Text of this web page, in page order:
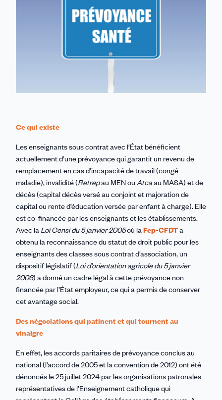
Ce qui existe
Les enseignants sous contrat avec l’État bénéficient
actuellement d’une prévoyance qui garantit un revenu de
remplacement en cas d’incapacité de travail (congé
maladie), invalidité (Retrepau MEN ou Atcaau MASA) et de
décès (capital décès versé au conjoint et majoration de
capital ou rente d’éducation versée par enfant à charge). Elle
est co-financée par les enseignants et les établissements.
Avec la Loi Censi du 5 janvier 2005où la Fep-CFDTa
obtenu la reconnaissance du statut de droit public pour les
enseignants des classes sous contrat d’association, un
dispositif législatif (Loi d’orientation agricole du 5 janvier
2006) a donné un cadre légal à cette prévoyance non
financée par l’État employeur, ce qui a permis de conserver
cet avantage social.
Des négociations qui patinent et qui tournent au
vinaigre
En effet, les accords paritaires de prévoyance conclus au
national (l’accord de 2005 et la convention de 2012) ont été
dénoncés le 25 juillet 2024 par les organisations patronales
représentatives de l’Enseignement catholique qui